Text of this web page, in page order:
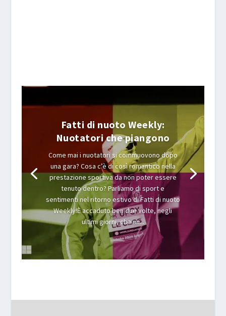
Fatti di nuoto Weekly:
Nuotatori che piangono
Come mai i nuotatori si commuovono dopo
una gara? Cosa c’è di così romantico nella
prestazione sportiva da non poter essere
tenuto dentro? Parliamo di sport e
sentimenti nel ritorno estivo di Fatti di nuoto
Weekly!È accaduto ben due volte, negli
ultimi giorni, che un...